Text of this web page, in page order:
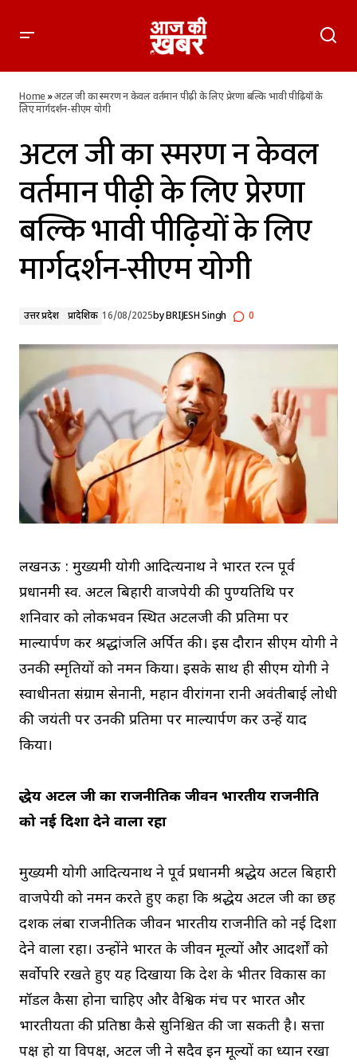
पीढ़ियों के लिए मार्गदर्शन-सीएम योगी
Home»अटल जी का स्मरण न केवल वर्तमान पीढ़ी के लिए प्रेरणा बल्कि भावी पीढ़ियों के
लिए मार्गदर्शन-सीएम योगी
अटल जी का स्मरण न केवल
वर्तमान पीढ़ी के लिए प्रेरणा
बल्कि भावी पीढ़ियों के लिए
मार्गदर्शन-सीएम योगी
उत्तर प्रदेश प्रादेशिक 16/08/2025byBRIJESH Singh 0
लखनऊ : मुख्यमंत्री योगी आदित्यनाथ ने भारत रत्न पूर्व
प्रधानमंत्री स्व. अटल बिहारी वाजपेयी की पुण्यतिथि पर
शनिवार को लोकभवन स्थित अटलजी की प्रतिमा पर
माल्यार्पण कर श्रद्धांजलि अर्पित की। इस दौरान सीएम योगी ने
उनकी स्मृतियों को नमन किया। इसके साथ ही सीएम योगी ने
स्वाधीनता संग्राम सेनानी, महान वीरांगना रानी अवंतीबाई लोधी
की जयंती पर उनकी प्रतिमा पर माल्यार्पण कर उन्हें याद
किया।
श्रद्धेय अटल जी का राजनीतिक जीवन भारतीय राजनीति
को नई दिशा देने वाला रहा
मुख्यमंत्री याेगी आदित्यनाथ ने पूर्व प्रधानमंत्री श्रद्धेय अटल बिहारी
वाजपेयी को नमन करते हुए कहा कि श्रद्धेय अटल जी का छह
दशक लंबा राजनीतिक जीवन भारतीय राजनीति को नई दिशा
देने वाला रहा। उन्होंने भारत के जीवन मूल्यों और आदर्शों को
सर्वोपरि रखते हुए यह दिखाया कि देश के भीतर विकास का
मॉडल कैसा होना चाहिए और वैश्विक मंच पर भारत और
भारतीयता की प्रतिष्ठा कैसे सुनिश्चित की जा सकती है। सत्ता
पक्ष हो या विपक्ष, अटल जी ने सदैव इन मूल्यों का ध्यान रखा